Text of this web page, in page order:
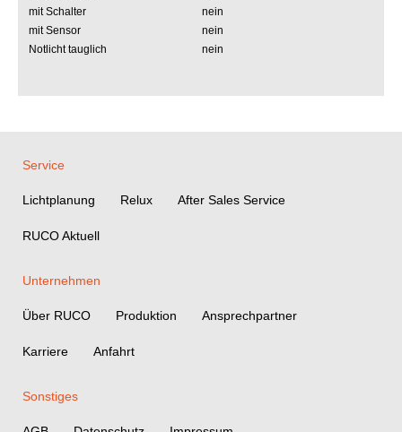
mit Schalter
nein
mit Sensor
nein
Notlicht tauglich
nein
Service
Lichtplanung Relux After Sales Service
RUCO Aktuell
Unternehmen
Über RUCO Produktion Ansprechpartner
Karriere Anfahrt
Sonstiges